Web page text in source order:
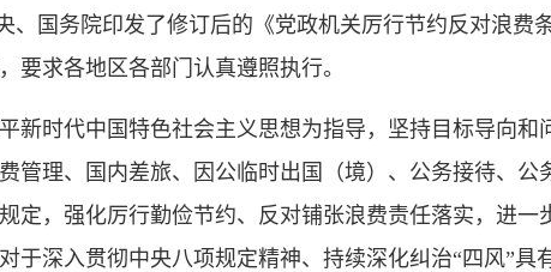
、国务院印发了修订后的《党政机关厉行节约反对浪费
要求各地区各部门认真遵照执行。
新时代中国特色社会主义思想为指导，坚持目标导向和
管理、国内差旅、因公临时出国（境）、公务接待、公
定，强化厉行勤俭节约、反对铺张浪费责任落实，进一
于深入贯彻中央八项规定精神、持续深化纠治“四风”具